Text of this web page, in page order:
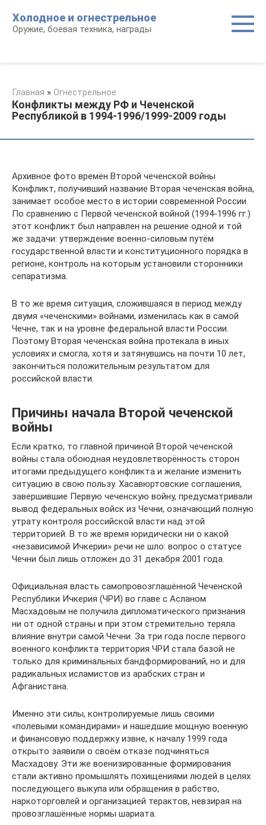
контенту
Холодное и огнестрельное
Оружие, боевая техника, награды
Главная » Огнестрельное
Конфликты между РФ и Чеченской
Республикой в 1994-1996/1999-2009 годы
Архивное фото времён Второй чеченской войны
Конфликт, получивший название Вторая чеченская война,
занимает особое место в истории современной России.
По сравнению с Первой чеченской войной (1994-1996 гг.)
этот конфликт был направлен на решение одной и той
же задачи: утверждение военно-силовым путём
государственной власти и конституционного порядка в
регионе, контроль на которым установили сторонники
сепаратизма.
В то же время ситуация, сложившаяся в период между
двумя «чеченскими» войнами, изменилась как в самой
Чечне, так и на уровне федеральной власти России.
Поэтому Вторая чеченская война протекала в иных
условиях и смогла, хотя и затянувшись на почти 10 лет,
закончиться положительным результатом для
российской власти.
Причины начала Второй чеченской
войны
Если кратко, то главной причиной Второй чеченской
войны стала обоюдная неудовлетворённость сторон
итогами предыдущего конфликта и желание изменить
ситуацию в свою пользу. Хасавюртовские соглашения,
завершившие Первую чеченскую войну, предусматривали
вывод федеральных войск из Чечни, означающий полную
утрату контроля российской власти над этой
территорией. В то же время юридически ни о какой
«независимой Ичкерии» речи не шло: вопрос о статусе
Чечни был лишь отложен до 31 декабря 2001 года.
Официальная власть самопровозглашённой Чеченской
Республики Ичкерия (ЧРИ) во главе с Асланом
Масхадовым не получила дипломатического признания
ни от одной страны и при этом стремительно теряла
влияние внутри самой Чечни. За три года после первого
военного конфликта территория ЧРИ стала базой не
только для криминальных бандформирований, но и для
радикальных исламистов из арабских стран и
Афганистана.
Именно эти силы, контролируемые лишь своими
«полевыми командирами» и нашедшие мощную военную
и финансовую поддержку извне, к началу 1999 года
открыто заявили о своём отказе подчиняться
Масхадову. Эти же военизированные формирования
стали активно промышлять похищениями людей в целях
последующего выкупа или обращения в рабство,
наркоторговлей и организацией терактов, невзирая на
провозглашённые нормы шариата.